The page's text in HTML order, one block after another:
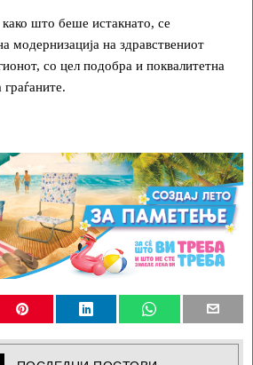
што беше истакнато, се
модернизација на здравствениот
со цел подобра и поквалитетна
граѓаните.